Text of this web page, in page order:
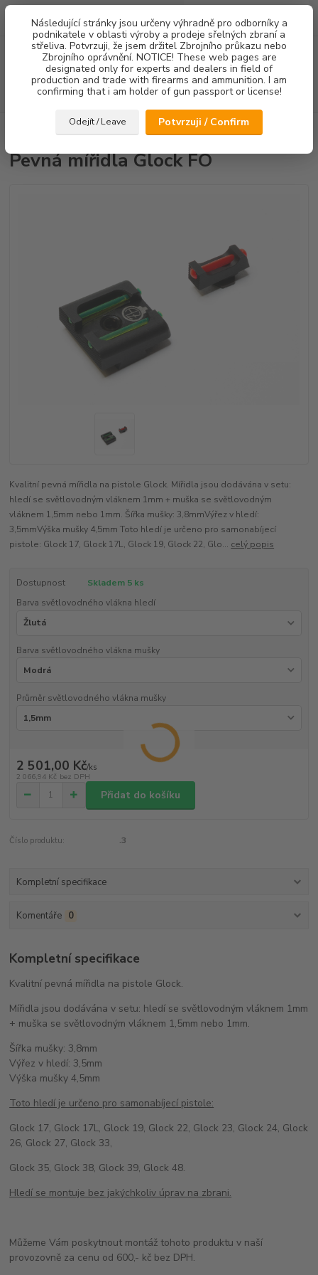
Následující stránky jsou určeny výhradně pro odborníky a
podnikatele v oblasti výroby a prodeje sřelných zbraní a
střeliva. Potvrzuji, že jsem držitel Zbrojního průkazu nebo
Zbrojního oprávnění. NOTICE! These web pages are
designated only for experts and dealers in field of
production and trade with firearms and ammunition. I am
confirming that i am holder of gun passport or license!
Odejít / Leave Potvrzuji / Confirm
Menu
Hledat
za0,00 Kč
Pevná mířidla Glock FO
Pevná mířidla Glock FO
Kvalitní pevná mířidla na pistole Glock. Mířidla jsou dodávána v setu:
hledí se světlovodným vláknem 1mm + muška se světlovodným
vláknem 1,5mm nebo 1mm. Šířka mušky: 3,8mmVýřez v hledí:
3,5mmVýška mušky 4,5mm Toto hledí je určeno pro samonabíjecí
pistole: Glock 17, Glock 17L, Glock 19, Glock 22, Glo... celý popis
Dostupnost
Skladem 5 ks
Barva světlovodného vlákna hledí
Barva světlovodného vlákna mušky
Průměr světlovodného vlákna mušky
2 501,00 Kč/ks
2 066,94 Kč bez DPH
Přidat do košíku
Číslo produktu: .3
Kompletní specifikace
Komentáře 0
Kompletní specifikace
Kvalitní pevná mířidla na pistole Glock.
Mířidla jsou dodávána v setu: hledí se světlovodným vláknem 1mm
+ muška se světlovodným vláknem 1,5mm nebo 1mm.
Šířka mušky: 3,8mm
Výřez v hledí: 3,5mm
Výška mušky 4,5mm
Toto hledí je určeno pro samonabíjecí pistole:
Glock 17, Glock 17L, Glock 19, Glock 22, Glock 23, Glock 24, Glock
26, Glock 27, Glock 33,
Glock 35, Glock 38, Glock 39, Glock 48.
Hledí se montuje bez jakýchkoliv úprav na zbrani.
Můžeme Vám poskytnout montáž tohoto produktu v naší
provozovně za cenu od 600,- kč bez DPH.